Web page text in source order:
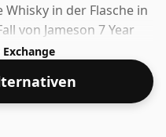
in der Flasche in
von Jameson 7 Year
Dieser Whisky wird
geliefert und hat eine
%.